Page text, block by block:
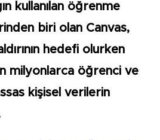
kullanılan öğrenme
biri olan Canvas,
hedefi olurken
milyonlarca öğrenci ve
kişisel verilerin